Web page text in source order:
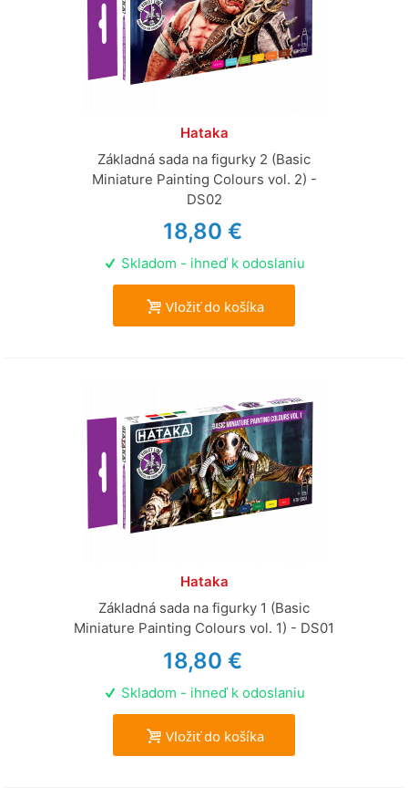
Hataka
Základná sada na figurky 2 (Basic
Miniature Painting Colours vol. 2) -
DS02
18,80 €
Skladom - ihneď k odoslaniu
Vložiť do košíka
Hataka
Základná sada na figurky 1 (Basic
Miniature Painting Colours vol. 1) - DS01
18,80 €
Skladom - ihneď k odoslaniu
Vložiť do košíka